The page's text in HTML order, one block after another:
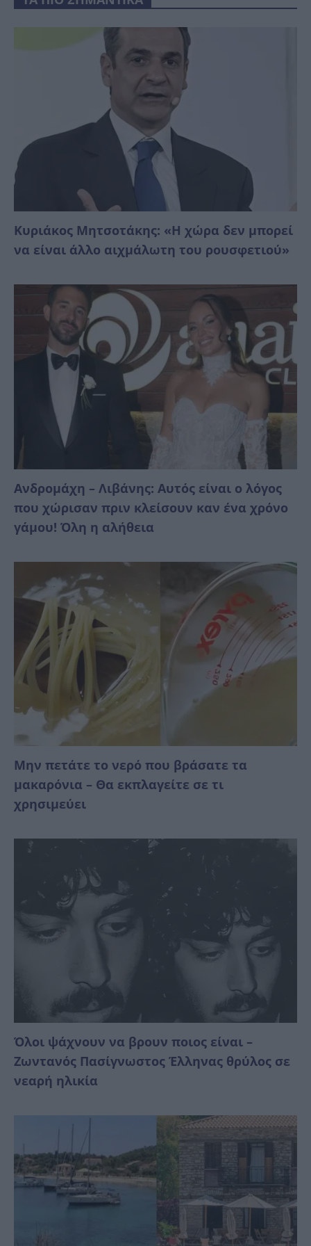
Κυριάκος Μητσοτάκης: «Η χώρα δεν μπορεί
να είναι άλλο αιχμάλωτη του ρουσφετιού»
Ανδρομάχη – Λιβάνης: Αυτός είναι ο λόγος
που χώρισαν πριν κλείσουν καν ένα χρόνο
γάμου! Όλη η αλήθεια
Μην πετάτε το νερό που βράσατε τα
μακαρόνια – Θα εκπλαγείτε σε τι
χρησιμεύει
Όλοι ψάχνουν να βρουν ποιος είναι –
Ζωντανός Πασίγνωστος Έλληνας θρύλος σε
νεαρή ηλικία